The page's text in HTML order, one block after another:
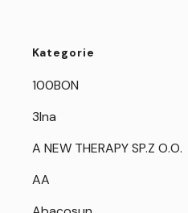
Kategorie
100BON
3Ina
A NEW THERAPY SP.Z O.O.
AA